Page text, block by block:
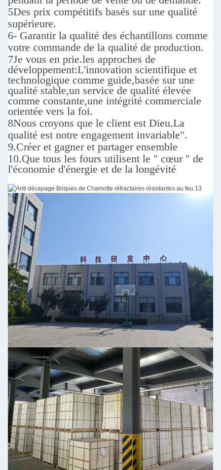
5Des prix compétitifs basés sur une qualité
supérieure.
6- Garantir la qualité des échantillons comme
votre commande de la qualité de production.
7Je vous en prie.les approches de
développement:L'innovation scientifique et
technologique comme guide,basée sur une
qualité stable,un service de qualité élevée
comme constante,une intégrité commerciale
orientée vers la foi.
8Nous croyons que le client est Dieu.La
qualité est notre engagement invariable".
9.Créer et gagner et partager ensemble
10.Que tous les fours utilisent le " cœur " de
l'économie d'énergie et de la longévité